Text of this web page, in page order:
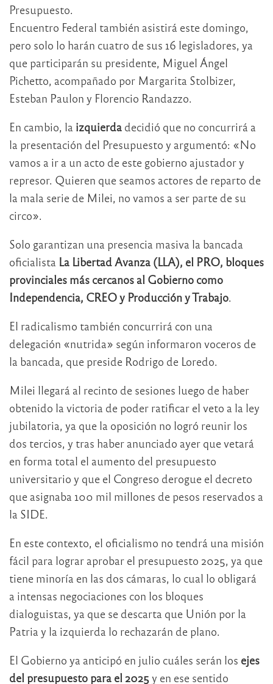
Presupuesto.
Encuentro Federal también asistirá este domingo,
pero solo lo harán cuatro de sus 16 legisladores, ya
que participarán su presidente, Miguel Ángel
Pichetto, acompañado por Margarita Stolbizer,
Esteban Paulon y Florencio Randazzo.
En cambio, la izquierda decidió que no concurrirá a
la presentación del Presupuesto y argumentó: «No
vamos a ir a un acto de este gobierno ajustador y
represor. Quieren que seamos actores de reparto de
la mala serie de Milei, no vamos a ser parte de su
circo».
Solo garantizan una presencia masiva la bancada
oficialista La Libertad Avanza (LLA), el PRO, bloques
provinciales más cercanos al Gobierno como
Independencia, CREO y Producción y Trabajo.
El radicalismo también concurrirá con una
delegación «nutrida» según informaron voceros de
la bancada, que preside Rodrigo de Loredo.
Milei llegará al recinto de sesiones luego de haber
obtenido la victoria de poder ratificar el veto a la ley
jubilatoria, ya que la oposición no logró reunir los
dos tercios, y tras haber anunciado ayer que vetará
en forma total el aumento del presupuesto
universitario y que el Congreso derogue el decreto
que asignaba 100 mil millones de pesos reservados a
la SIDE.
En este contexto, el oficialismo no tendrá una misión
fácil para lograr aprobar el presupuesto 2025, ya que
tiene minoría en las dos cámaras, lo cual lo obligará
a intensas negociaciones con los bloques
dialoguistas, ya que se descarta que Unión por la
Patria y la izquierda lo rechazarán de plano.
El Gobierno ya anticipó en julio cuáles serán los ejes
del presupuesto para el 2025y en ese sentido